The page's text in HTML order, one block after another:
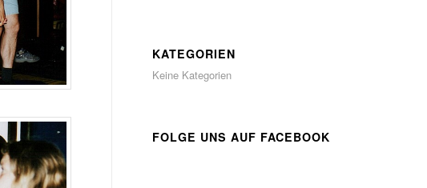
KATEGORIEN
Keine Kategorien
FOLGE UNS AUF FACEBOOK